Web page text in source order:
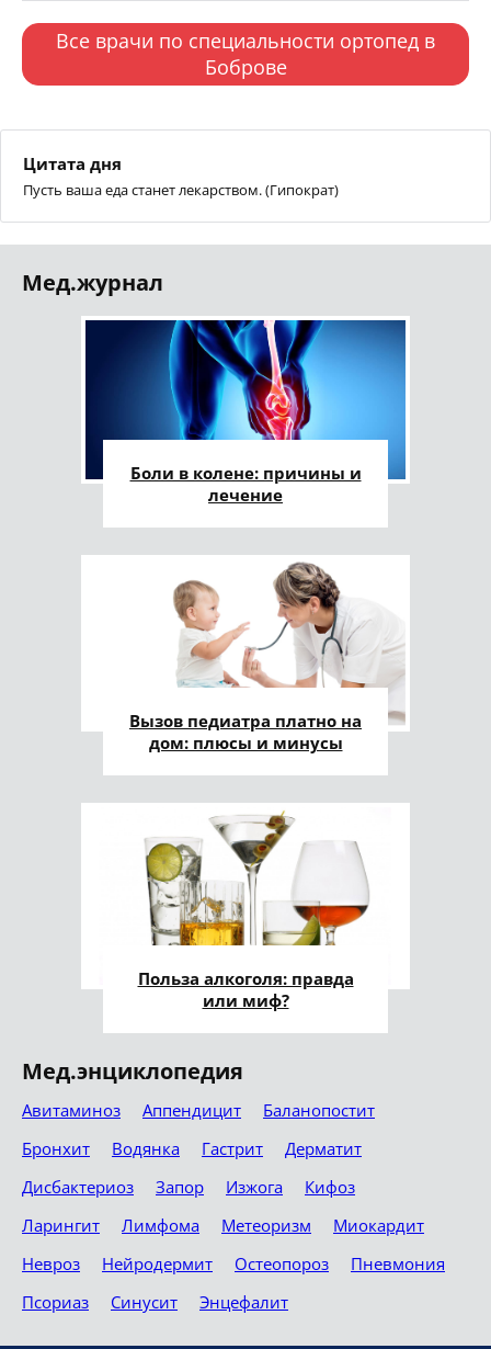
Все врачи по специальности ортопед в
Боброве
Цитата дня
Пусть ваша еда станет лекарством. (Гипократ)
Мед.журнал
Боли в колене: причины и
лечение
Вызов педиатра платно на
дом: плюсы и минусы
Польза алкоголя: правда
или миф?
Мед.энциклопедия
Авитаминоз Аппендицит
Баланопостит
Бронхит
Водянка Гастрит
Дерматит
Дисбактериоз
Запор Изжога
Кифоз
Ларингит
Лимфома Метеоризм
Миокардит
Невроз
Нейродермит Остеопороз
Пневмония
Псориаз
Синусит Энцефалит